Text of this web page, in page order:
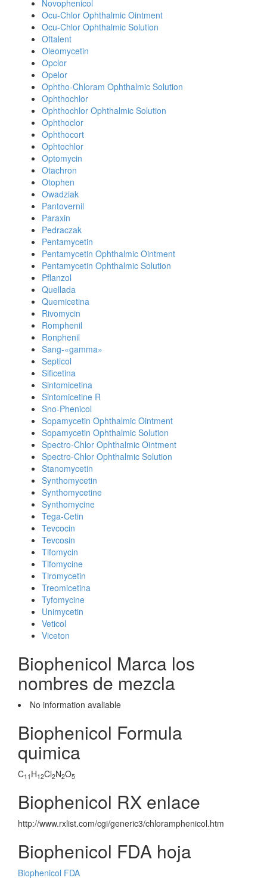
Novophenicol
Ocu-Chlor Ophthalmic Ointment
Ocu-Chlor Ophthalmic Solution
Oftalent
Oleomycetin
Opclor
Opelor
Ophtho-Chloram Ophthalmic Solution
Ophthochlor
Ophthochlor Ophthalmic Solution
Ophthoclor
Ophthocort
Ophtochlor
Optomycin
Otachron
Otophen
Owadziak
Pantovernil
Paraxin
Pedraczak
Pentamycetin
Pentamycetin Ophthalmic Ointment
Pentamycetin Ophthalmic Solution
Pflanzol
Quellada
Quemicetina
Rivomycin
Romphenil
Ronphenil
Sang-«gamma»
Septicol
Sificetina
Sintomicetina
Sintomicetine R
Sno-Phenicol
Sopamycetin Ophthalmic Ointment
Sopamycetin Ophthalmic Solution
Spectro-Chlor Ophthalmic Ointment
Spectro-Chlor Ophthalmic Solution
Stanomycetin
Synthomycetin
Synthomycetine
Synthomycine
Tega-Cetin
Tevcocin
Tevcosin
Tifomycin
Tifomycine
Tiromycetin
Treomicetina
Tyfomycine
Unimycetin
Veticol
Viceton
Biophenicol Marca los
nombres de mezcla
No information avaliable
Biophenicol Formula
quimica
C11 H12Cl2N2O5
Biophenicol RX enlace
http://www.rxlist.com/cgi/generic3/chloramphenicol.htm
Biophenicol FDA hoja
Biophenicol FDA